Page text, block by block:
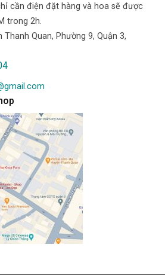
cần điện đặt hàng và hoa sẽ được
trong 2h.
Thanh Quan, Phường 9, Quận 3,